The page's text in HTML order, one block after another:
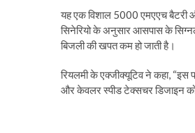
यह एक विशाल 5000 एमएएच बैटरी
सिनेरियो के अनुसार आसपास के
बिजली की खपत कम हो जाती है।
रियलमी के एक्जीक्यूटिव ने कहा, “इस
और केवलर स्पीड टेक्सचर डिजाइन